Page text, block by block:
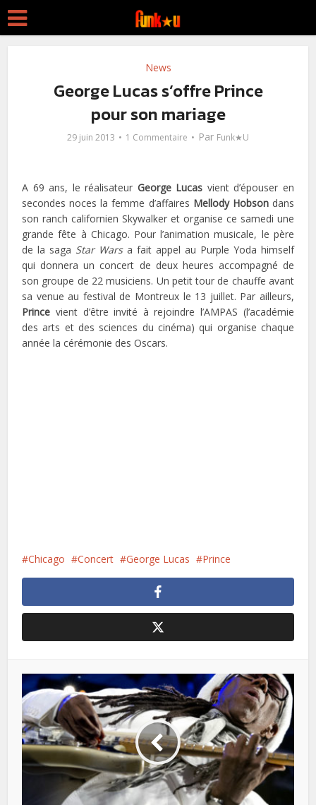
News
George Lucas s’offre Prince
pour son mariage
29 juin 2013 1 Commentaire Par Funk★U
A 69 ans, le réalisateur George Lucas vient d’épouser en
secondes noces la femme d’affaires Mellody Hobsondans
son ranch californien Skywalker et organise ce samedi une
grande fête à Chicago. Pour l’animation musicale, le père
de la saga Star Warsa fait appel au Purple Yoda himself
qui donnera un concert de deux heures accompagné de
son groupe de 22 musiciens. Un petit tour de chauffe avant
sa venue au festival de Montreux le 13 juillet. Par ailleurs,
Prince vient d’être invité à rejoindre l’AMPAS (l’académie
des arts et des sciences du cinéma) qui organise chaque
année la cérémonie des Oscars.
Chicago Concert George Lucas Prince